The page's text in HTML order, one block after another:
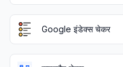
Google इंडेक्स चेकर